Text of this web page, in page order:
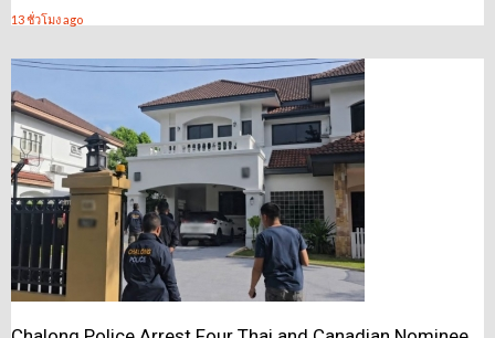
13 ชั่วโมง ago